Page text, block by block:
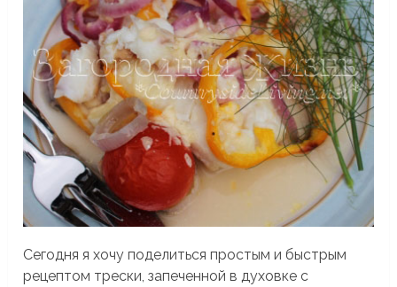
Сегодня я хочу поделиться простым и быстрым
рецептом трески, запеченной в духовке с